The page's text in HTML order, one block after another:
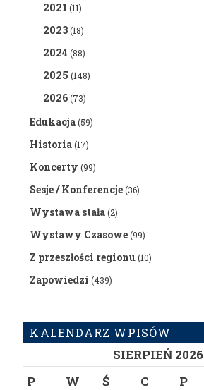
2021 (11)
2023(18)
2024 (88)
2025 (148)
2026(73)
Edukacja(59)
Historia(17)
Koncerty (99)
Sesje / Konferencje(36)
Wystawa stała(2)
Wystawy Czasowe(99)
Z przeszłości regionu(10)
Zapowiedzi (439)
KALENDARZ WPISÓW
SIERPIEŃ 2026
P
W Ś C P